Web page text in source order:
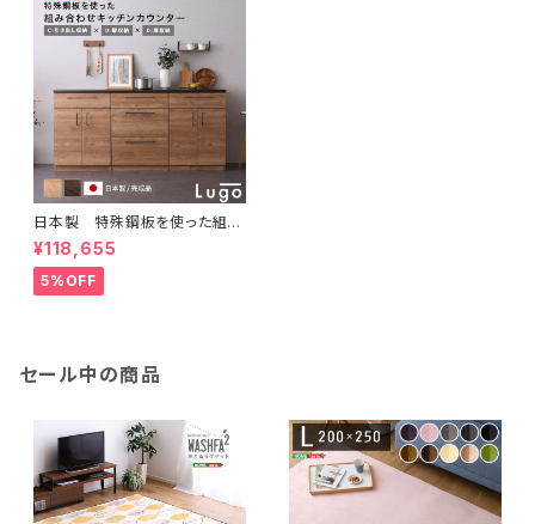
日本製 特殊鋼板を使った組み
合わせキッチンカウンター 18
0cm 引き出し収納+扉収納
+扉収納 SH-22-CKS180-C
DD
¥118,655
5%OFF
セール中の商品